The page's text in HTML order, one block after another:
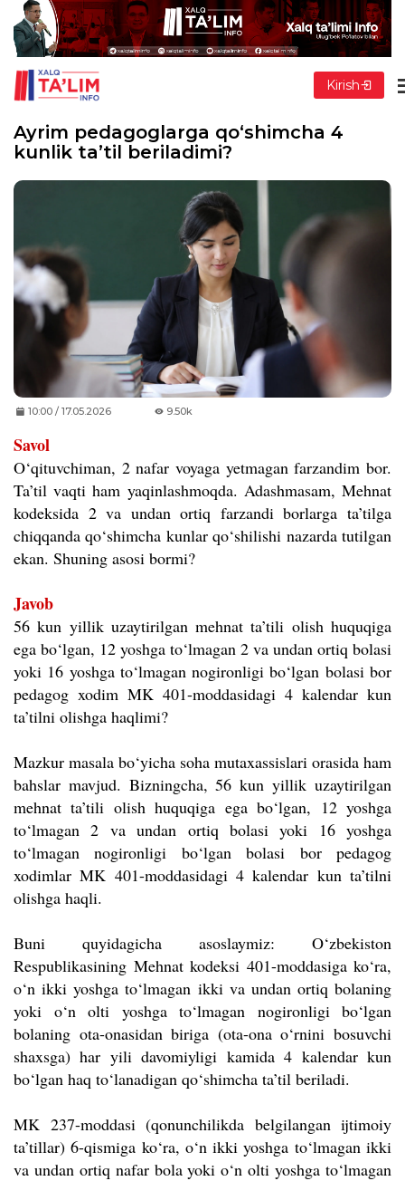
Kirish
Ayrim pedagoglarga qo‘shimcha 4
kunlik ta’til beriladimi?
10:00 / 17.05.2026 9.50k
Savol
O‘qituvchiman, 2 nafar voyaga yetmagan farzandim bor.
Ta’til vaqti ham yaqinlashmoqda. Adashmasam, Mehnat
kodeksida 2 va undan ortiq farzandi borlarga ta’tilga
chiqqanda qo‘shimcha kunlar qo‘shilishi nazarda tutilgan
ekan. Shuning asosi bormi?
Javob
56 kun yillik uzaytirilgan mehnat ta’tili olish huquqiga
ega bo‘lgan, 12 yoshga to‘lmagan 2 va undan ortiq bolasi
yoki 16 yoshga to‘lmagan nogironligi bo‘lgan bolasi bor
pedagog xodim MK 401-moddasidagi 4 kalendar kun
ta’tilni olishga haqlimi?
Mazkur masala bo‘yicha soha mutaxassislari orasida ham
bahslar mavjud. Bizningcha, 56 kun yillik uzaytirilgan
mehnat ta’tili olish huquqiga ega bo‘lgan, 12 yoshga
to‘lmagan 2 va undan ortiq bolasi yoki 16 yoshga
to‘lmagan nogironligi bo‘lgan bolasi bor pedagog
xodimlar MK 401-moddasidagi 4 kalendar kun ta’tilni
olishga haqli.
Buni quyidagicha asoslaymiz: O‘zbekiston
Respublikasining Mehnat kodeksi 401-moddasiga ko‘ra,
o‘n ikki yoshga to‘lmagan ikki va undan ortiq bolaning
yoki o‘n olti yoshga to‘lmagan nogironligi bo‘lgan
bolaning ota-onasidan biriga (ota-ona o‘rnini bosuvchi
shaxsga) har yili davomiyligi kamida 4 kalendar kun
bo‘lgan haq to‘lanadigan qo‘shimcha ta’til beriladi.
MK 237-moddasi (qonunchilikda belgilangan ijtimoiy
ta’tillar) 6-qismiga ko‘ra, o‘n ikki yoshga to‘lmagan ikki
va undan ortiq nafar bola yoki o‘n olti yoshga to‘lmagan